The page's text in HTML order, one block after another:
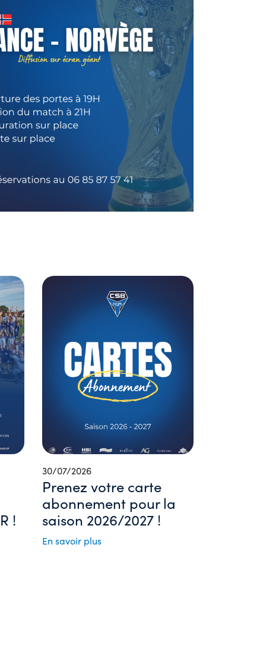
!
30/07/2026
Prenez votre carte
abonnement pour la
saison 2026/2027 !
En savoir plus